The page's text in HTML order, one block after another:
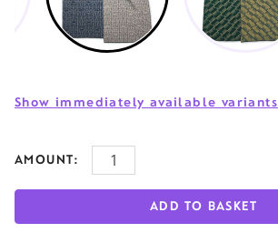
Show immediately available variants
AMOUNT:
ADD TO BASKET